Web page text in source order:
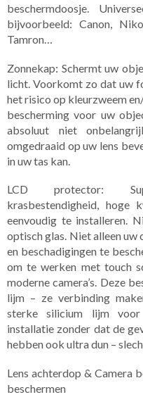
beschermdoosje.
bijvoorbeeld: Canon,
Tamron…
Zonnekap: Schermt uw
licht. Voorkomt zo dat uw
het risico op kleurzweem
bescherming voor uw
absoluut niet
omgedraaid op uw lens
in uw tas kan.
LCD protector:
krasbestendigheid, hoge
eenvoudig te installeren.
optisch glas. Niet alleen uw
en beschadigingen te
om te werken met touch
moderne camera’s. Deze
lijm – ze verbinding
sterke silicium lijm voor
installatie zonder dat de
hebben ook ultra dun –
Lens achterdop & Camera
beschermen